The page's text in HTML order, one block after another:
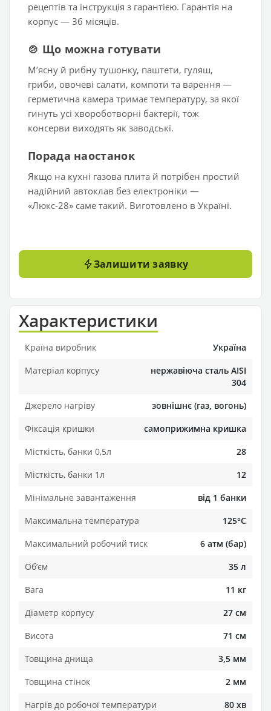
рецептів та інструкція з гарантією. Гарантія на
корпус — 36 місяців.
🍲 Що можна готувати
Мʼясну й рибну тушонку, паштети, гуляш,
гриби, овочеві салати, компоти та варення —
герметична камера тримає температуру, за якої
гинуть усі хвороботворні бактерії, тож
консерви виходять як заводські.
Порада наостанок
Якщо на кухні газова плита й потрібен простий
надійний автоклав без електроніки —
«Люкс-28» саме такий. Виготовлено в Україні.
Залишити заявку
Характеристики
Країна виробник
Україна
Матеріал корпусу
нержавіюча сталь AISI
304
Джерело нагріву
зовнішнє (газ, вогонь)
Фіксація кришки
самоприжимна кришка
Місткість, банки 0,5л
28
Місткість, банки 1л
12
Мінімальне завантаження
від 1 банки
Максимальна температура
125°C
Максимальний робочий тиск
6 атм (бар)
Обʼєм
35 л
Вага
11 кг
Діаметр корпусу
27 см
Висота
71 см
Товщина днища
3,5 мм
Товщина стінок
2 мм
Нагрів до робочої температури
80 хв